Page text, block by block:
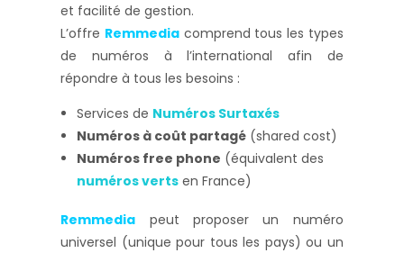
et facilité de gestion.
L’offre Remmediacomprend tous les types
de numéros à l’international afin de
répondre à tous les besoins :
Services de Numéros Surtaxés
Numéros à coût partagé (shared cost)
Numéros free phone (équivalent des
numéros verts en France)
Remmedia peut proposer un numéro
universel (unique pour tous les pays) ou un